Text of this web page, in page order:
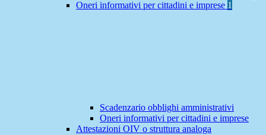
Oneri informativi per cittadini e imprese 1
Scadenzario obblighi amministrativi
Oneri informativi per cittadini e imprese
Attestazioni OIV o struttura analoga